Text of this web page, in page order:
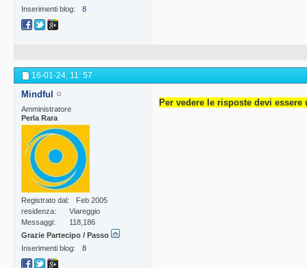
Inserimenti blog
8
16-01-24, 11: 57
Mindful
Amministratore
Perla Rara
Registrato dal
Feb 2005
residenza
Viareggio
Messaggi
118,186
Grazie Partecipo / Passo
Inserimenti blog
8
Per vedere le risposte devi